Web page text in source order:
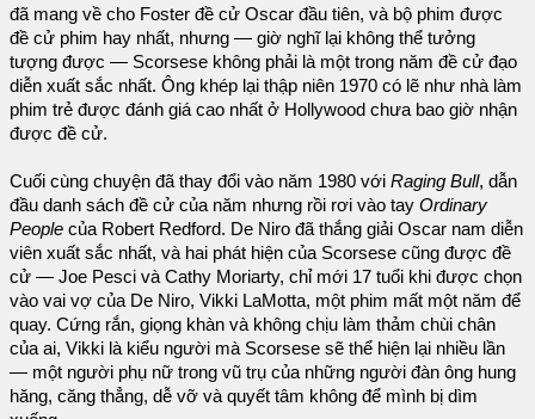
đã mang về cho Foster đề cử Oscar đầu tiên, và bộ phim được
đề cử phim hay nhất, nhưng — giờ nghĩ lại không thể tưởng
tượng được — Scorsese không phải là một trong năm đề cử đạo
diễn xuất sắc nhất. Ông khép lại thập niên 1970 có lẽ như nhà làm
phim trẻ được đánh giá cao nhất ở Hollywood chưa bao giờ nhận
được đề cử.
Cuối cùng chuyện đã thay đổi vào năm 1980 với Raging Bull, dẫn
đầu danh sách đề cử của năm nhưng rồi rơi vào tay Ordinary
People của Robert Redford. De Niro đã thắng giải Oscar nam diễn
viên xuất sắc nhất, và hai phát hiện của Scorsese cũng được đề
cử — Joe Pesci và Cathy Moriarty, chỉ mới 17 tuổi khi được chọn
vào vai vợ của De Niro, Vikki LaMotta, một phim mất một năm để
quay. Cứng rắn, giọng khàn và không chịu làm thảm chùi chân
của ai, Vikki là kiểu người mà Scorsese sẽ thể hiện lại nhiều lần
— một người phụ nữ trong vũ trụ của những người đàn ông hung
hăng, căng thẳng, dễ vỡ và quyết tâm không để mình bị dìm